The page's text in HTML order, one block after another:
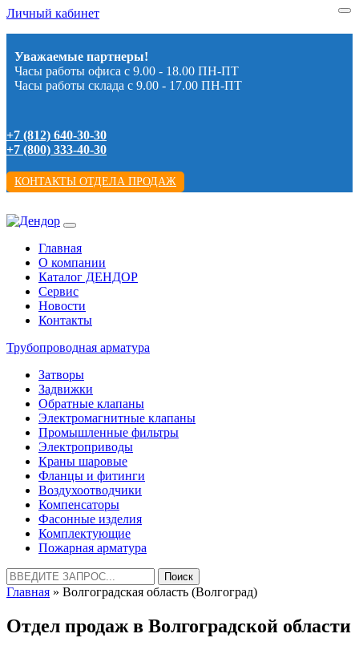
Личный кабинет
Уважаемые партнеры!
Часы работы офиса с 9.00 - 18.00 ПН-ПТ
Часы работы склада с 9.00 - 17.00 ПН-ПТ
+7 (812) 640-30-30
+7 (800) 333-40-30
КОНТАКТЫ ОТДЕЛА ПРОДАЖ
Главная
О компании
Каталог ДЕНДОР
Сервис
Новости
Контакты
Трубопроводная арматура
Затворы
Задвижки
Обратные клапаны
Электромагнитные клапаны
Промышленные фильтры
Электроприводы
Краны шаровые
Фланцы и фитинги
Воздухоотводчики
Компенсаторы
Фасонные изделия
Комплектующие
Пожарная арматура
Найти:
Главная » Волгоградская область (Волгоград)
Отдел продаж в Волгоградской области